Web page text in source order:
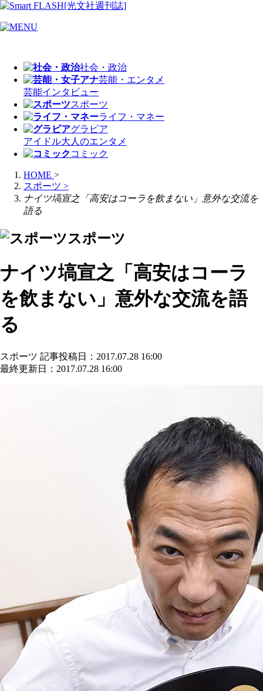
社会・政治
芸能・エンタメ
芸能インタビュー
スポーツ
ライフ・マネー
グラビア
アイドル大人のエンタメ
コミック
HOME >
スポーツ >
ナイツ塙宣之「高安はコーラを飲まない」意外な交流を
語る
スポーツ
ナイツ塙宣之「高安はコーラ
を飲まない」意外な交流を語
る
スポーツ 記事投稿日：2017.07.28 16:00
最終更新日：2017.07.28 16:00